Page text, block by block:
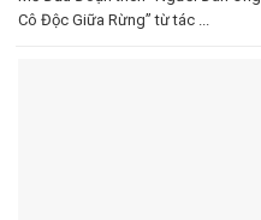
Cô Độc Giữa Rừng” từ tác ...